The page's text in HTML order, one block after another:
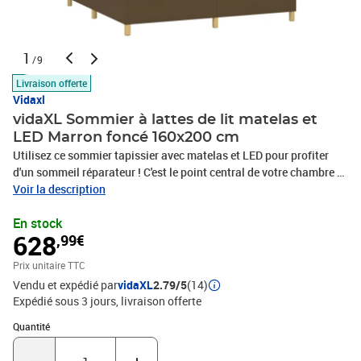
1 /9
Livraison offerte
Vidaxl
vidaXL Sommier à lattes de lit matelas et
LED Marron foncé 160x200 cm
Utilisez ce sommier tapissier avec matelas et LED pour profiter
d'un sommeil réparateur ! C'est le point central de votre chambre à
coucher. Tissu durable : le tissu présente un aspect simple et
est réglable en hauteur selon vos préférences. La tête de lit vous
offre un excellent soutien du dos lorsque vous êtes assis dans
votre lit pour lire ou regarder la télévision.Bande LED colorée :
apportez de l'éclairage dans l'obscurité avec des lumières LED
colorées !Matelas à ressorts ensachés : le ressort ensaché
individuel intégré est connu pour sa très haute qualité tout en
assurant un haut niveau de durabilité et d'adaptabilité. Il peut
absorber efficacement le bruit et les chocs causés par les sauts et
Voir la description
En stock
628,99€
Prix unitaire TTC
Vendu et expédié parvidaXL2.79/5(14)
Expédié sous 3 jours livraison offerte
Quantité
Quantité : 1